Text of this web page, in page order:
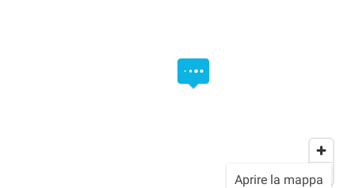
Aprire la mappa